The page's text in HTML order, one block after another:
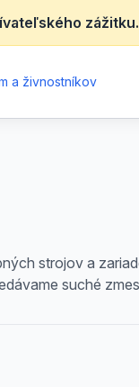
zážitku.
a živnostníkov
strojov a
suché